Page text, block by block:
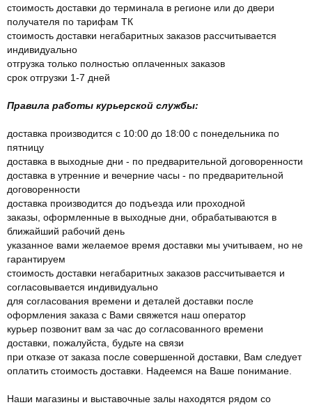
стоимость доставки до терминала в регионе или до двери
получателя по тарифам ТК
стоимость доставки негабаритных заказов рассчитывается
индивидуально
отгрузка только полностью оплаченных заказов
срок отгрузки 1-7 дней
Правила работы курьерской службы:
доставка производится с 10:00 до 18:00 с понедельника по
пятницу
доставка в выходные дни - по предварительной договоренности
доставка в утренние и вечерние часы - по предварительной
договоренности
доставка производится до подъезда или проходной
заказы, оформленные в выходные дни, обрабатываются в
ближайший рабочий день
указанное вами желаемое время доставки мы учитываем, но не
гарантируем
стоимость доставки негабаритных заказов рассчитывается и
согласовывается индивидуально
для согласования времени и деталей доставки после
оформления заказа с Вами свяжется наш оператор
курьер позвонит вам за час до согласованного времени
доставки, пожалуйста, будьте на связи
при отказе от заказа после совершенной доставки, Вам следует
оплатить стоимость доставки. Надеемся на Ваше понимание.
Наши магазины и выставочные залы находятся рядом со